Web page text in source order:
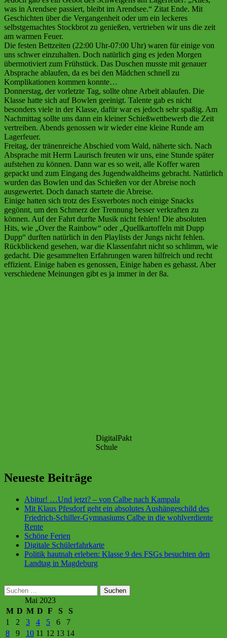
was in Arendsee passiert, bleibt im Arendsee.“ Zitat Ende. Mit
Geschichten über die Vergangenheit oder um ein leckeres
selbstgemachtes Stockbrot zu genießen, vertrieben wir uns die zeit
am warmen Feuer.
Die festen Bettzeiten (22:00 Uhr-07:00 Uhr) waren für einige von
uns schwer einzuhalten. Doch natürlich ging es jeden Morgen
übermotiviert zum Frühstück. Das Duschen musste mit genauer
Absprache ablaufen, da es bei den Mädchen schnell zu
Komplikationen kommen konnte…
Donnerstag, der vorletzte Tag, sollte ohne Arbeit ablaufen. Die
Klasse hatte sich auf Bowlen geeinigt. Talente gab es nicht
besonders viele in der Klasse, dafür war es jedoch sehr spaßig. Am
Nachmittag sollte uns dann ein kleiner Schießwettbewerb die Zeit
vertreiben. Abends genossen wir wieder eine kleine Runde am
Lagerfeuer.
Freitag, der tränenreiche Abschied vom Wald, näherte sich. Nach
Absprache mit Herrn Laurisch freuten wir uns, eine Stunde später
aufstehen zu können. Dann war es so weit, alle Koffer waren
gepackt und zum Eingang des Jugendwaldheims gebracht. Natürlich
wurden das Bowlen und das Schießen vor der Abreise noch
ausgewertet. Doch danach startete die Abreise.
Einige hatten sich trotz des Essverbotes noch einige Snacks
gegönnt, um den Schmerz der Trennung besser verkraften zu
können. Auf der Fahrt durfte Musik nicht fehlen! Die absoluten
Hits, wie „Over the Rainbow“ oder „Quellkartoffeln mit Dupp
Dupp“ durften natürlich in den Playlists der Jungs nicht fehlen.
Rückblickend gesehen, war die Klassenfahrt nicht so schlimm, wie
gedacht. Die gesammelten Erfahrungen waren hilfreich und recht
effizient. Einige haben es genossen, Einige haben es gehasst. Aber
verschiedene Meinungen gibt es ja immer in der 8a.
DigitalPakt
Schule
Neueste Beiträge
Abitur! …Und jetzt? – von Calbe nach Kampala
Mit Klaus Pfesdorf geht ein absolutes Aushängeschild des
Friedrich-Schiller-Gymnasiums Calbe in die wohlverdiente
Rente
Schöne Ferien
Digitale Schülerfahrkarte
Politik hautnah erleben: Klasse 9 des FSGs besuchten den
Landtag in Magdeburg
Suchen
nach: Mai 2023
M D M D F S
S
1
2 3 4 5 6
7
8
9 10 11 12 13 14